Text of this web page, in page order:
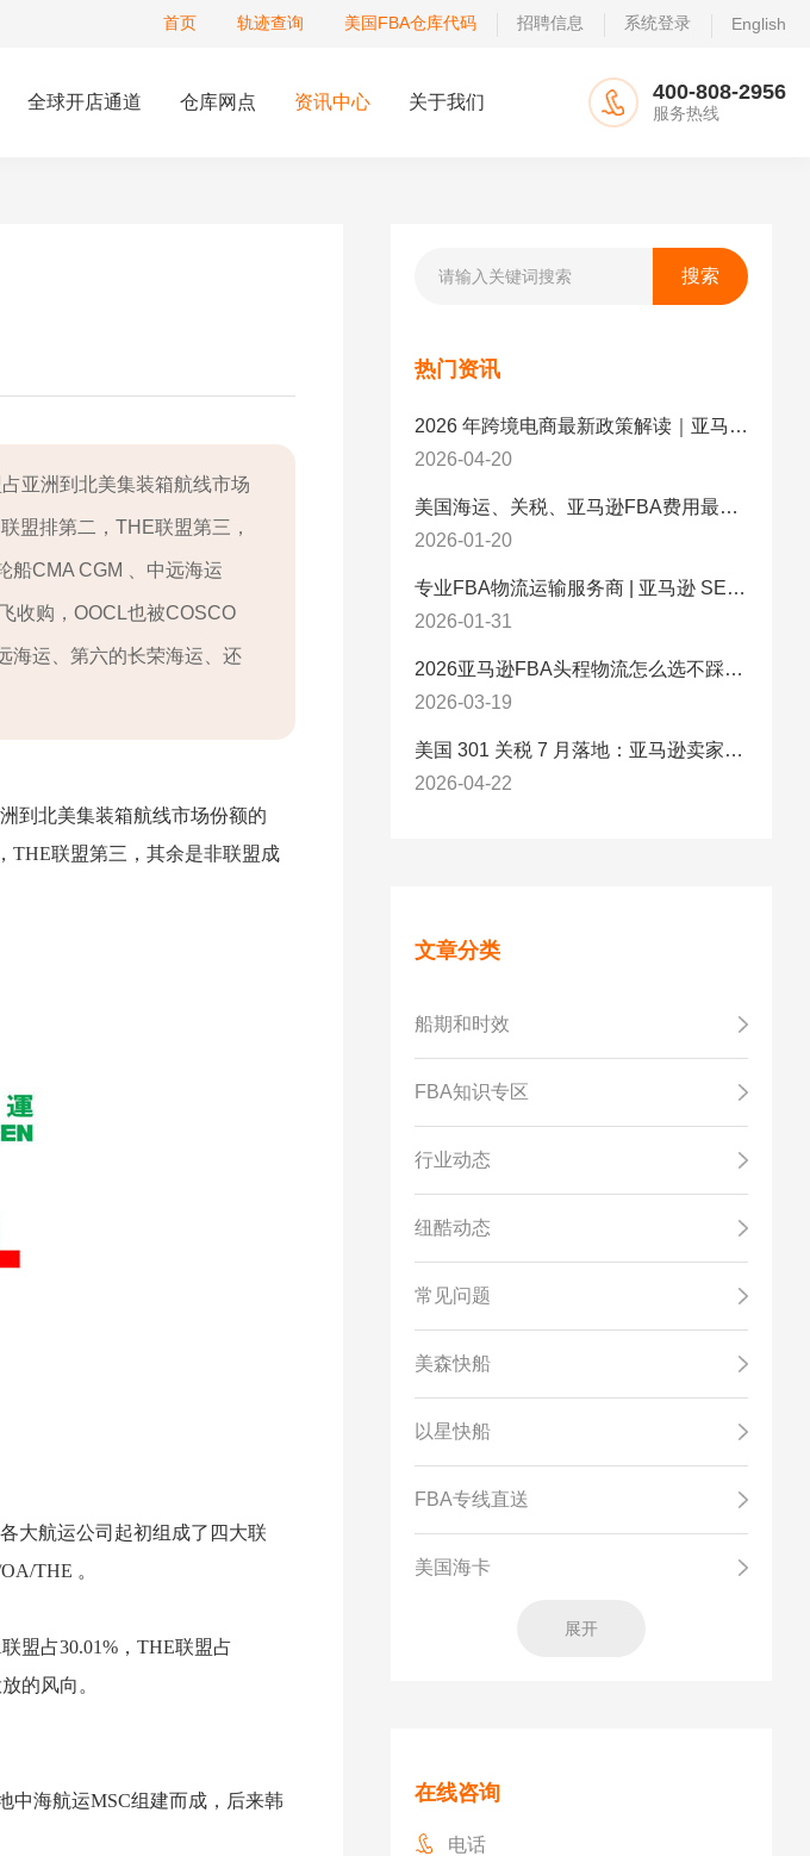
首页 轨迹查询 美国FBA仓库代码 招聘信息 系统登录 English
全球开店通道 仓库网点 资讯中心 关于我们 400-808-2956
服务热线
亚洲到北美集装箱航线市场
盟排第二，THE联盟第三，
船CMA CGM 、中远海运
收购，OOCL也被COSCO
海运、第六的长荣海运、还
到北美集装箱航线市场份额的
THE联盟第三，其余是非联盟成
大航运公司起初组成了四大联
THE 。
盟占30.01%，THE联盟占
的风向。
中海航运MSC组建而成，后来韩
热门资讯
2026 年跨境电商最新政策解读｜亚马逊卖家必看：合规、成本与物流新机遇
2026-04-20
美国海运、关税、亚马逊FBA费用最新政策解读与应对策略（2026版）
2026-01-20
专业FBA物流运输服务商 | 亚马逊 SEND 官方合作伙伴纽酷国际物流
2026-01-31
2026亚马逊FBA头程物流怎么选不踩坑？SEND/FIST/SPN官方认证物流商，只有这家敢承诺“准达率第一”
2026-03-19
美国 301 关税 7 月落地：亚马逊卖家必看的 5 项合规标准与稳交付方案
2026-04-22
文章分类
船期和时效
FBA知识专区
行业动态
纽酷动态
常见问题
美森快船
以星快船
FBA专线直送
美国海卡
展开
在线咨询
电话